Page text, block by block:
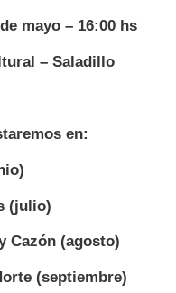
mayo – 16:00 hs
– Saladillo
en:
(julio)
Cazón (agosto)
(septiembre)